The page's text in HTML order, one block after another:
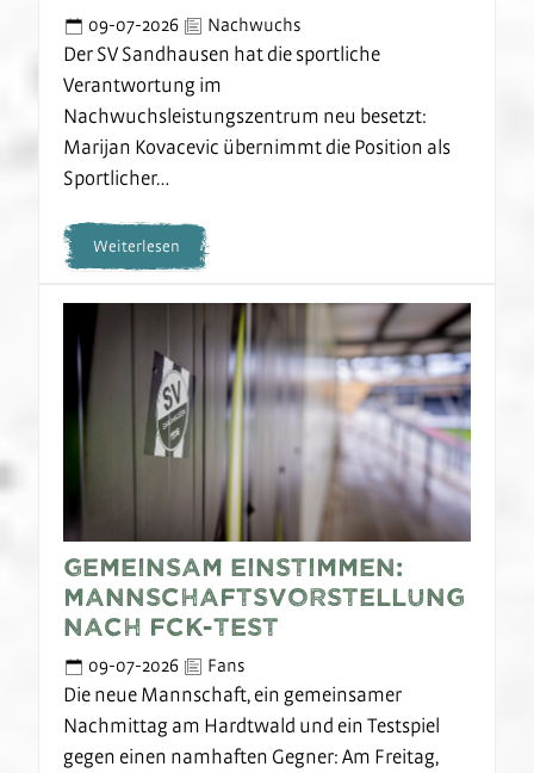
09-07-2026 Nachwuchs
Der SV Sandhausen hat die sportliche
Verantwortung im
Nachwuchsleistungszentrum neu besetzt:
Marijan Kovacevic übernimmt die Position als
Sportlicher…
Weiterlesen
Gemeinsam einstimmen:
Mannschaftsvorstellung
nach FCK-Test
09-07-2026 Fans
Die neue Mannschaft, ein gemeinsamer
Nachmittag am Hardtwald und ein Testspiel
gegen einen namhaften Gegner: Am Freitag,